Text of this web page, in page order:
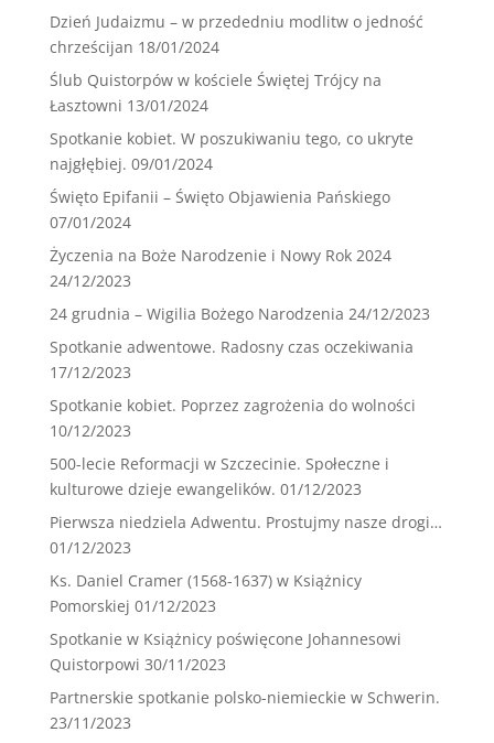
Dzień Judaizmu – w przededniu modlitw o jedność
chrześcijan 18/01/2024
Ślub Quistorpów w kościele Świętej Trójcy na
Łasztowni 13/01/2024
Spotkanie kobiet. W poszukiwaniu tego, co ukryte
najgłębiej. 09/01/2024
Święto Epifanii – Święto Objawienia Pańskiego
07/01/2024
Życzenia na Boże Narodzenie i Nowy Rok 2024
24/12/2023
24 grudnia – Wigilia Bożego Narodzenia 24/12/2023
Spotkanie adwentowe. Radosny czas oczekiwania
17/12/2023
Spotkanie kobiet. Poprzez zagrożenia do wolności
10/12/2023
500-lecie Reformacji w Szczecinie. Społeczne i
kulturowe dzieje ewangelików. 01/12/2023
Pierwsza niedziela Adwentu. Prostujmy nasze drogi…
01/12/2023
Ks. Daniel Cramer (1568-1637) w Książnicy
Pomorskiej 01/12/2023
Spotkanie w Książnicy poświęcone Johannesowi
Quistorpowi 30/11/2023
Partnerskie spotkanie polsko-niemieckie w Schwerin.
23/11/2023